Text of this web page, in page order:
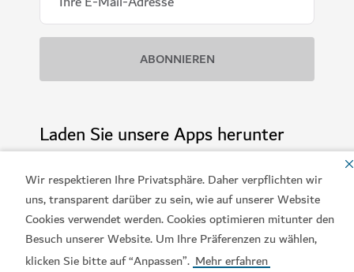
Wir respektieren Ihre Privatsphäre. Daher verpflichten wir
uns, transparent darüber zu sein, wie auf unserer Website
Cookies verwendet werden. Cookies optimieren mitunter den
Besuch unserer Website. Um Ihre Präferenzen zu wählen,
klicken Sie bitte auf “Anpassen”. Mehr erfahren
Laden Sie unsere Apps herunter
Visit-Dubai-App Dubai-Calendar-App